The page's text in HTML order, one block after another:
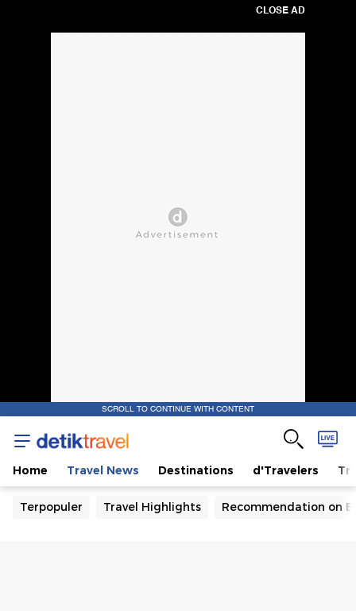
CLOSE AD
SCROLL TO CONTINUE WITH CONTENT
Home Travel News Destinations d'Travelers
Terpopuler Travel Highlights Recommendation on